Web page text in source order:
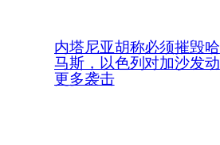
内塔尼亚胡称必须摧毁哈
马斯，以色列对加沙发动
更多袭击